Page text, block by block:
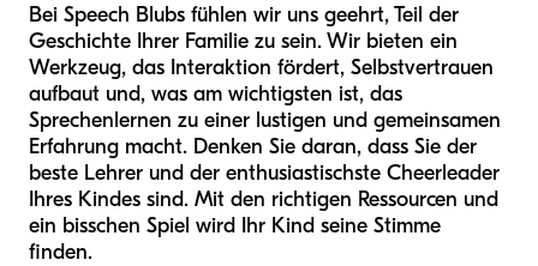
Bei Speech Blubs fühlen wir uns geehrt, Teil der
Geschichte Ihrer Familie zu sein. Wir bieten ein
Werkzeug, das Interaktion fördert, Selbstvertrauen
aufbaut und, was am wichtigsten ist, das
Sprechenlernen zu einer lustigen und gemeinsamen
Erfahrung macht. Denken Sie daran, dass Sie der
beste Lehrer und der enthusiastischste Cheerleader
Ihres Kindes sind. Mit den richtigen Ressourcen und
ein bisschen Spiel wird Ihr Kind seine Stimme
finden.